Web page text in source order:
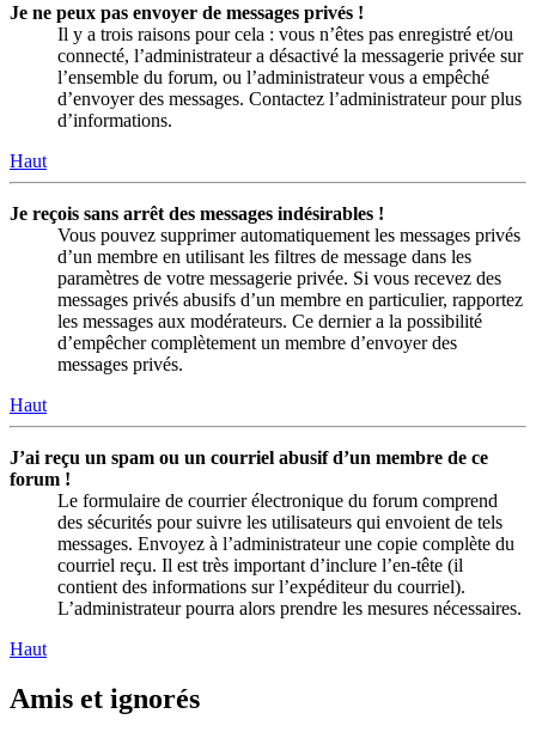
Je ne peux pas envoyer de messages privés !
Il y a trois raisons pour cela : vous n’êtes pas enregistré et/ou
connecté, l’administrateur a désactivé la messagerie privée sur
l’ensemble du forum, ou l’administrateur vous a empêché
d’envoyer des messages. Contactez l’administrateur pour plus
d’informations.
Haut
Je reçois sans arrêt des messages indésirables !
Vous pouvez supprimer automatiquement les messages privés
d’un membre en utilisant les filtres de message dans les
paramètres de votre messagerie privée. Si vous recevez des
messages privés abusifs d’un membre en particulier, rapportez
les messages aux modérateurs. Ce dernier a la possibilité
d’empêcher complètement un membre d’envoyer des
messages privés.
Haut
J’ai reçu un spam ou un courriel abusif d’un membre de ce
forum !
Le formulaire de courrier électronique du forum comprend
des sécurités pour suivre les utilisateurs qui envoient de tels
messages. Envoyez à l’administrateur une copie complète du
courriel reçu. Il est très important d’inclure l’en-tête (il
contient des informations sur l’expéditeur du courriel).
L’administrateur pourra alors prendre les mesures nécessaires.
Haut
Amis et ignorés